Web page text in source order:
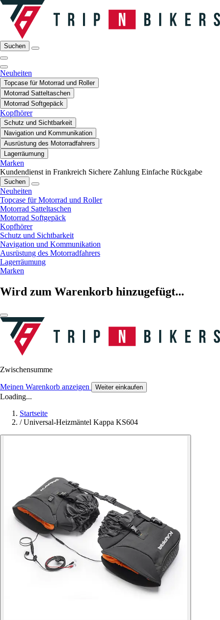
Suchen
Neuheiten
Topcase für Motorrad und Roller
Motorrad Satteltaschen
Motorrad Softgepäck
Kopfhörer
Schutz und Sichtbarkeit
Navigation und Kommunikation
Ausrüstung des Motorradfahrers
Lagerräumung
Marken
Kundendienst in Frankreich Sichere Zahlung Einfache Rückgabe
Suchen
Neuheiten
Topcase für Motorrad und Roller
Motorrad Satteltaschen
Motorrad Softgepäck
Kopfhörer
Schutz und Sichtbarkeit
Navigation und Kommunikation
Ausrüstung des Motorradfahrers
Lagerräumung
Marken
Wird zum Warenkorb hinzugefügt...
Zwischensumme
Meinen Warenkorb anzeigen Weiter einkaufen
Loading...
Startseite
/ Universal-Heizmäntel Kappa KS604